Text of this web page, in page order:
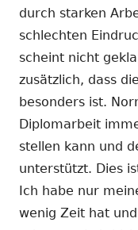
durch starken
schlechten
scheint nicht
zusätzlich, dass
besonders ist.
Diplomarbeit
stellen kann und
unterstützt. Dies
Ich habe nur
wenig Zeit hat